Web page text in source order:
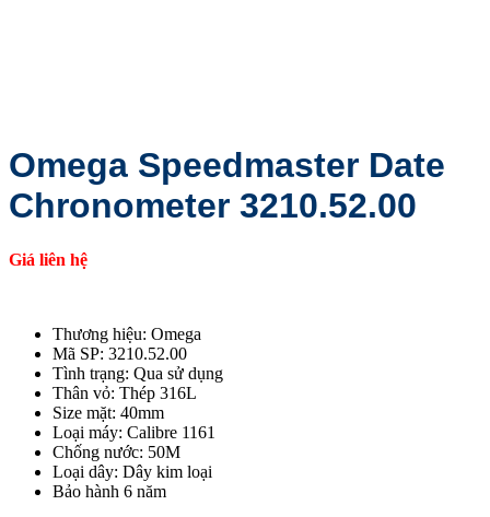
Omega Speedmaster Date
Chronometer 3210.52.00
Giá liên hệ
Thương hiệu: Omega
Mã SP: 3210.52.00
Tình trạng: Qua sử dụng
Thân vỏ: Thép 316L
Size mặt: 40mm
Loại máy: Calibre 1161
Chống nước: 50M
Loại dây: Dây kim loại
Bảo hành 6 năm